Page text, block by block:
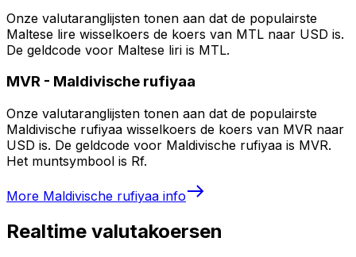
Onze valutaranglijsten tonen aan dat de populairste
Maltese lire wisselkoers de koers van MTL naar USD is.
De geldcode voor Maltese liri is MTL.
MVR - Maldivische rufiyaa
Onze valutaranglijsten tonen aan dat de populairste
Maldivische rufiyaa wisselkoers de koers van MVR naar
USD is. De geldcode voor Maldivische rufiyaa is MVR.
Het muntsymbool is Rf.
More Maldivische rufiyaa info
Realtime valutakoersen